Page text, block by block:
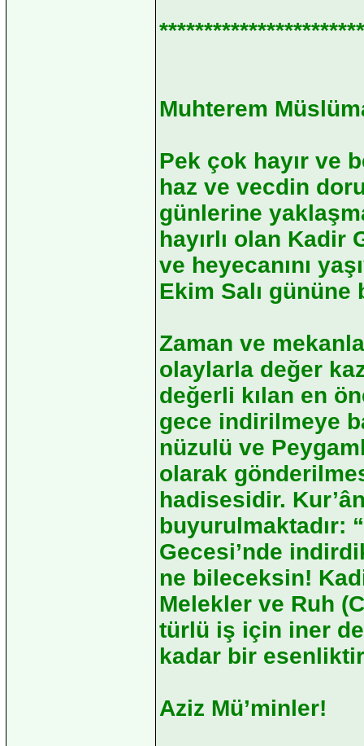
Muhterem
Pek çok hayır ve
haz ve vecdin
günlerine
hayırlı olan Kadir
ve heyecanını
Ekim Salı gününe
Zaman ve
olaylarla değer
değerli kılan en
gece indirilmeye
nüzulü ve
olarak
hadisesidir.
buyurulmaktadır:
Gecesi’nde
ne bileceksin!
Melekler ve Ruh
türlü iş için iner
kadar bir
Aziz Mü’minler!